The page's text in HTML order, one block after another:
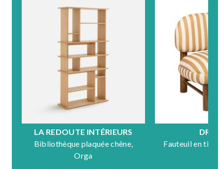
LA REDOUTE INTÉRIEURS
Bibliothèque plaquée chêne,
Orga
Fauteuil en